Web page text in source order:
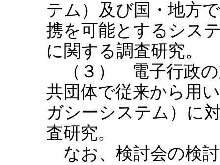
テム）及び国・地方
携を可能とするシス
に関する調査研究。
（３） 電子行政の
共団体で従来から用
ガシーシステム）に
査研究。
なお、検討会の検